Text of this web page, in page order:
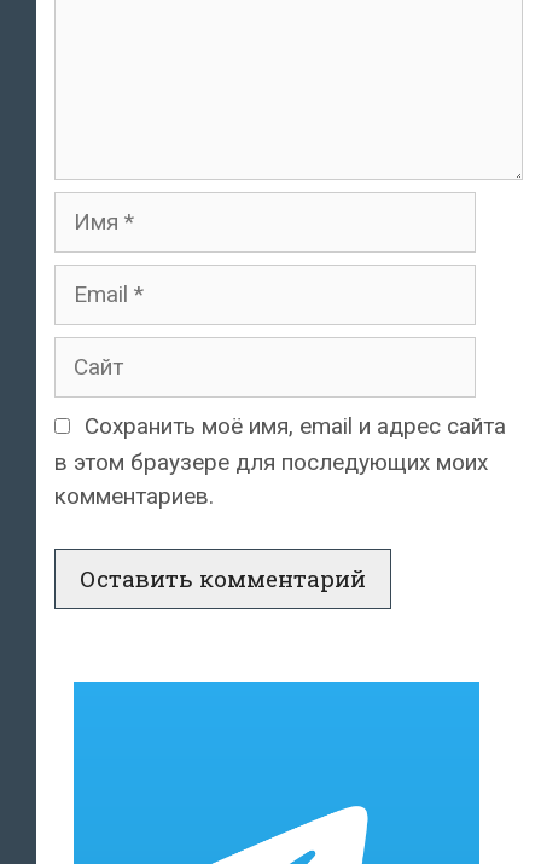
Имя
Email
Сайт
Сохранить моё имя, email и адрес сайта
в этом браузере для последующих моих
комментариев.